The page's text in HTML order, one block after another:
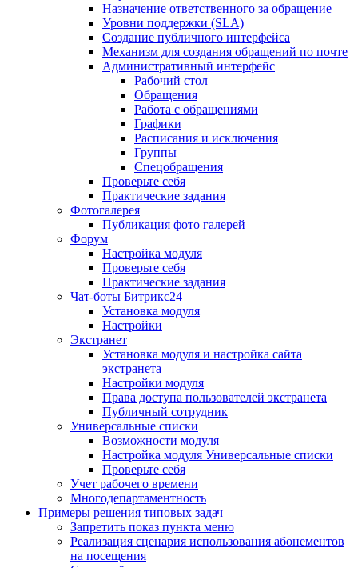
Назначение ответственного за обращение
Уровни поддержки (SLA)
Создание публичного интерфейса
Механизм для создания обращений по почте
Административный интерфейс
Рабочий стол
Обращения
Работа с обращениями
Графики
Расписания и исключения
Группы
Спецобращения
Проверьте себя
Практические задания
Фотогалерея
Публикация фото галерей
Форум
Настройка модуля
Проверьте себя
Практические задания
Чат-боты Битрикс24
Установка модуля
Настройки
Экстранет
Установка модуля и настройка сайта
экстранета
Настройки модуля
Права доступа пользователей экстранета
Публичный сотрудник
Универсальные списки
Возможности модуля
Настройка модуля Универсальные списки
Проверьте себя
Учет рабочего времени
Многодепартаментность
Примеры решения типовых задач
Запретить показ пункта меню
Реализация сценария использования абонементов
на посещения